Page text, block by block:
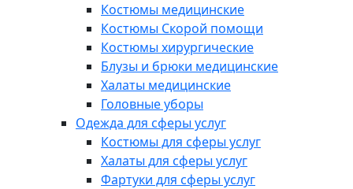
Костюмы медицинские
Костюмы Скорой помощи
Костюмы хирургические
Блузы и брюки медицинские
Халаты медицинские
Головные уборы
Одежда для сферы услуг
Костюмы для сферы услуг
Халаты для сферы услуг
Фартуки для сферы услуг